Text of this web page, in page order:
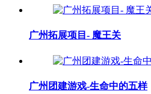
广州拓展项目- 魔王关
广州团建游戏-生命中的五样